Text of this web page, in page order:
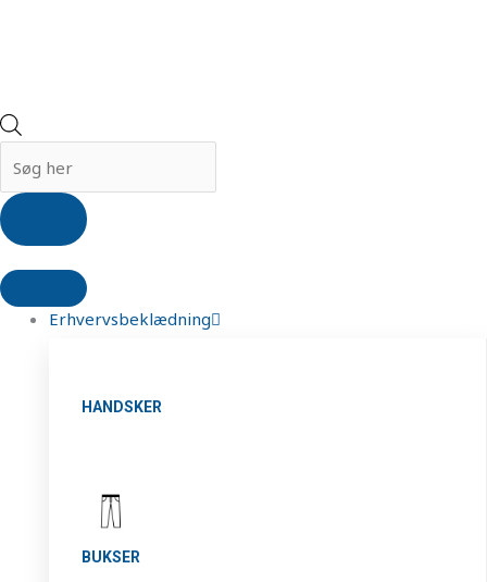
Erhvervsbeklædning
HANDSKER
BUKSER